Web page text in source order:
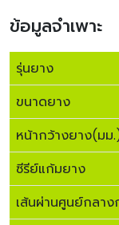
ข้อมูลจำเพาะ
รุ่นยาง
ขนาดยาง
หน้ากว้างยาง(มม
ซีรีย์แก้มยาง
เส้นผ่านศูนย์กลาง